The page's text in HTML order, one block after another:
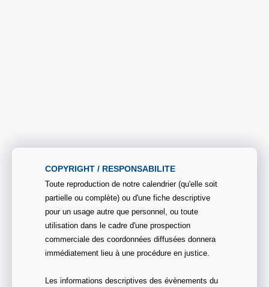
COPYRIGHT / RESPONSABILITE
Toute reproduction de notre calendrier (qu'elle soit
partielle ou complète) ou d'une fiche descriptive
pour un usage autre que personnel, ou toute
utilisation dans le cadre d'une prospection
commerciale des coordonnées diffusées donnera
immédiatement lieu à une procédure en justice.
Les informations descriptives des évènements du